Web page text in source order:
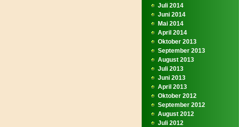
Juli 2014
Juni 2014
Mai 2014
April 2014
Oktober 2013
September 2013
August 2013
Juli 2013
Juni 2013
April 2013
Oktober 2012
September 2012
August 2012
Juli 2012